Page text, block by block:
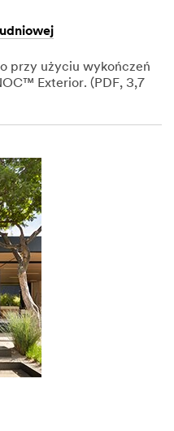
przy użyciu wykończeń
Exterior. (PDF, 3,7